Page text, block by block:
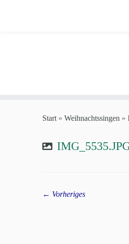
Start » Weihnachtssingen »
← Vorheriges